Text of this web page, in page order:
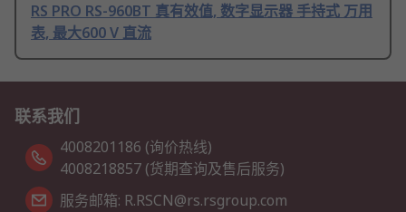
RS PRO RS-960BT 真有效值, 数字显示器 手持式 万用
表, 最大600 V 直流
联系我们
4008201186 (询价热线)
4008218857 (货期查询及售后服务)
服务邮箱: R.RSCN@rs.rsgroup.com